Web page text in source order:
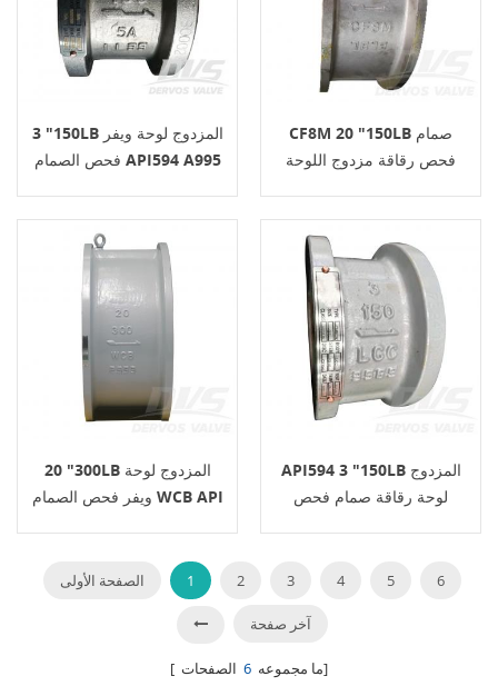
3 "150LB المزدوج لوحة ويفر
فحص الصمام API594 A995
CF8M 20 "150LB صمام
فحص رقاقة مزدوج اللوحة
20 "300LB المزدوج لوحة
ويفر فحص الصمام WCB API
API594 3 "150LB المزدوج
لوحة رقاقة صمام فحص
الصفحة الأولى 1 2 3 4 5 6
آخر صفحة
[ ما مجموعه 6 الصفحات]